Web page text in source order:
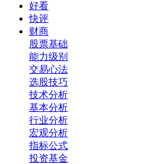
好看
快评
财商
股票基础
能力级别
交易心法
选股技巧
技术分析
基本分析
行业分析
宏观分析
指标公式
投资基金